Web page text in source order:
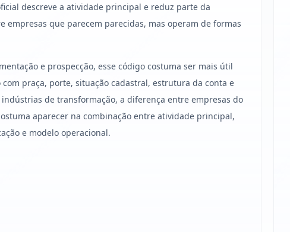
descreve a atividade principal e reduz parte da
empresas que parecem parecidas, mas operam de formas
e prospecção, esse código costuma ser mais útil
praça, porte, situação cadastral, estrutura da conta e
de transformação, a diferença entre empresas do
aparecer na combinação entre atividade principal,
e modelo operacional.